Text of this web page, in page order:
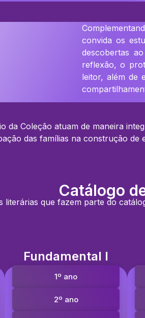
convida os
descobertas
reflexão, o
leitor, além de
da Coleção atuam de maneira
das famílias na construção de
Catálogo
literárias que fazem parte do
Fundamental I
1º ano
2º ano